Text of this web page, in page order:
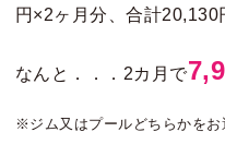
円×2ヶ月分、合計20,130
なんと．．．2カ月で
※ジム又はプールどちらかをお